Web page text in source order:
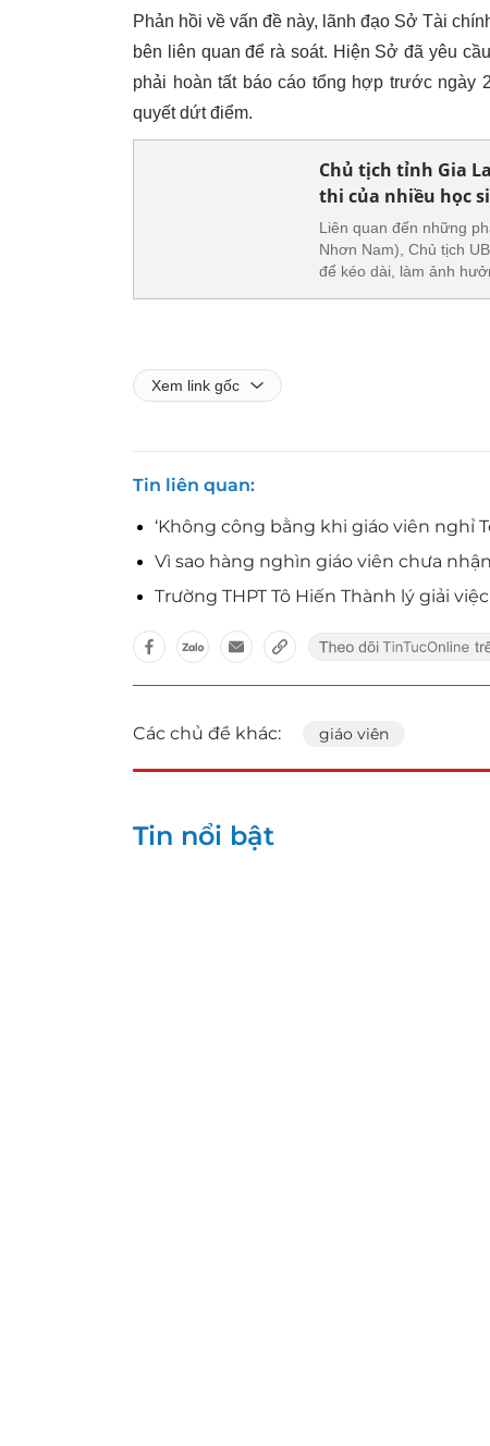
Phản hồi về vấn đề này, lãnh đạo Sở Tài
bên liên quan để rà soát. Hiện Sở đã yêu
phải hoàn tất báo cáo tổng hợp trước
quyết dứt điểm.
Chủ tịch tỉnh Gia
thi của nhiều học
Liên quan đến những
Nhơn Nam), Chủ tịch
để kéo dài, làm ảnh
Xem link gốc
Tin liên quan
‘Không công bằng khi giáo viên nghỉ
Vì sao hàng nghìn giáo viên chưa
Trường THPT Tô Hiến Thành lý giải
Các chủ đề khác: giáo viên
Tin nổi bật